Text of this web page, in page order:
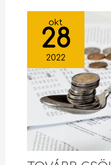
okt
28
2022